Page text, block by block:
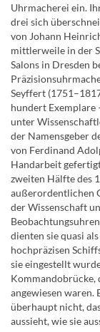
Uhrmacherei ein.
drei sich
von Johann
mittlerweile in der
Salons in Dresden
Seyffert
hundert
unter
der Namensgeber
von Ferdinand
Handarbeit
zweiten Hälfte des
außerordentlichen
der Wissenschaft
dienten sie quasi
hochpräzisen
sie eingestellt
Kommandobrücke,
angewiesen waren.
überhaupt nicht,
aussieht, wie sie